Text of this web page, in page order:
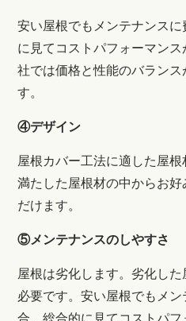
安い屋根でもメンテナンス
に見てコストパフォーマン
社では価格と性能のバラン
す。
④デザイン
屋根カバー工法に適した屋
満たした屋根材の中からお
だけます。
⑤メンテナンスのしやすさ
屋根は劣化します。劣化し
必要です。安い屋根でもメ
合、総合的に見てコストパフ